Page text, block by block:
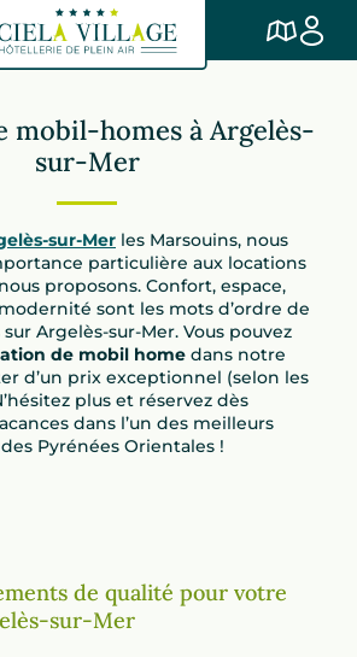
mobil-homes à Argelès-
sur-Mer
sur-Mer les Marsouins, nous
particulière aux locations
proposons. Confort, espace,
sont les mots d’ordre de
Argelès-sur-Mer. Vous pouvez
de mobil home dans notre
d’un prix exceptionnel (selon les
plus et réservez dès
dans l’un des meilleurs
Pyrénées Orientales !
de qualité pour votre
sur-Mer